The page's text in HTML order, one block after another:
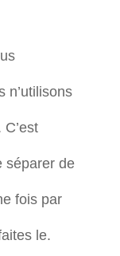
n’utilisons
séparer de
fois par
le.